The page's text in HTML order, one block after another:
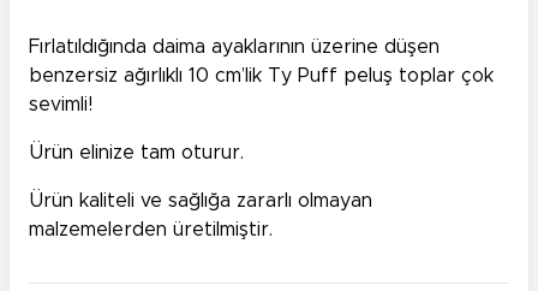
Fırlatıldığında daima ayaklarının üzerine düşen
benzersiz ağırlıklı 10 cm’lik Ty Puff peluş toplar çok
sevimli!
Ürün elinize tam oturur.
Ürün kaliteli ve sağlığa zararlı olmayan
malzemelerden üretilmiştir.